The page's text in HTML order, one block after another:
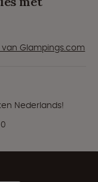
Glampings.com
Nederlands!